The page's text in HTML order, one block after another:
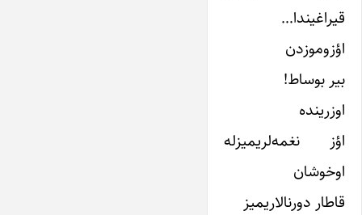
قیراغیندا…
اؤزوموزدن
بیر بوساط!
اوزرینده
اؤز نغمه‌‌‌‌‌‌‌‌‌لریمیزله
اوخوشان
قاطار دورنالاریمیز